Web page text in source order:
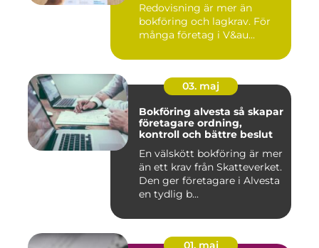
Redovisning är mer än
bokföring och lagkrav. För
många företag i V&au...
03. maj
Bokföring alvesta så skapar
företagare ordning,
kontroll och bättre beslut
En välskött bokföring är mer
än ett krav från Skatteverket.
Den ger företagare i Alvesta
en tydlig b...
01. maj